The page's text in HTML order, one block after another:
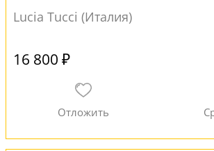
Lucia Tucci (Италия)
16 800 ₽